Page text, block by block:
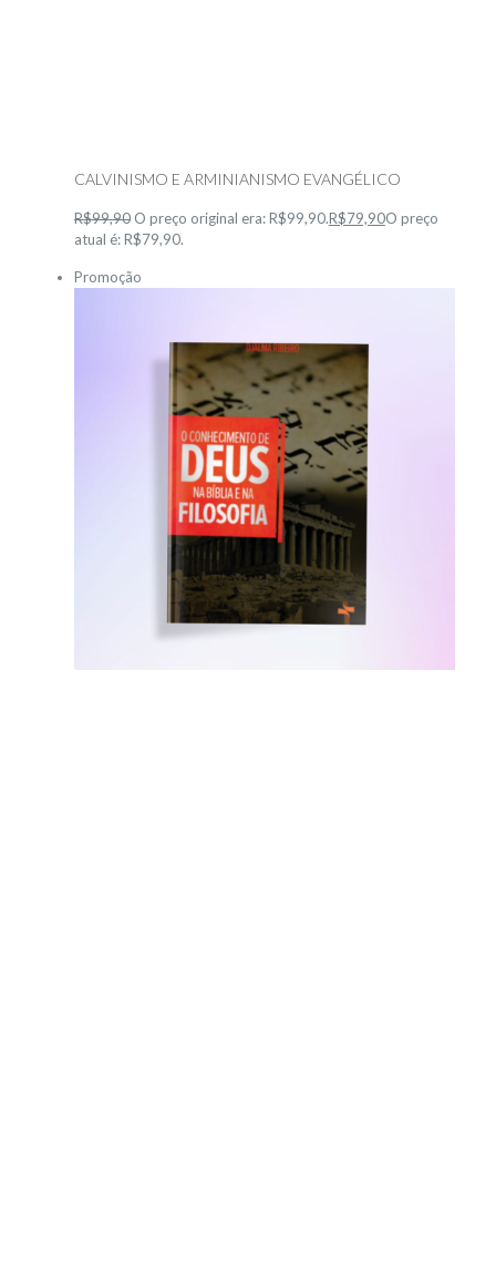
CALVINISMO E ARMINIANISMO EVANGÉLICO
R$99,90O preço original era: R$99,90.R$79,90O preço
atual é: R$79,90.
Promoção